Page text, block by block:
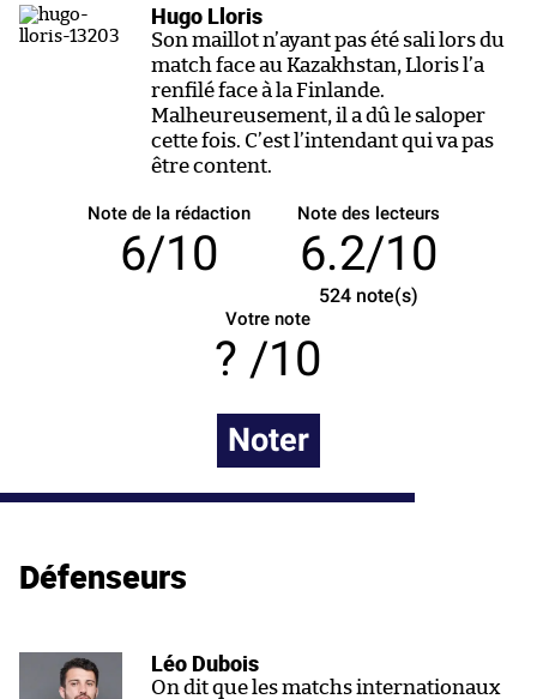
Hugo Lloris
Son maillot n’ayant pas été sali lors du
match face au Kazakhstan, Lloris l’a
renfilé face à la Finlande.
Malheureusement, il a dû le saloper
cette fois. C’est l’intendant qui va pas
être content.
Note de la rédaction
6/10
Note des lecteurs
6.2/10
524note(s)
Votre note
/10
Noter
Défenseurs
Léo Dubois
On dit que les matchs internationaux